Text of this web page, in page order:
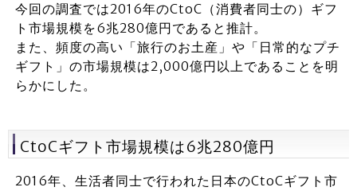
今回の調査では2016年のCtoC（消費者同士の）ギフ
ト市場規模を6兆280億円であると推計。
また、頻度の高い「旅行のお土産」や「日常的なプチ
ギフト」の市場規模は2,000億円以上であることを明
らかにした。
CtoCギフト市場規模は6兆280億円
2016年、生活者同士で行われた日本のCtoCギフト市